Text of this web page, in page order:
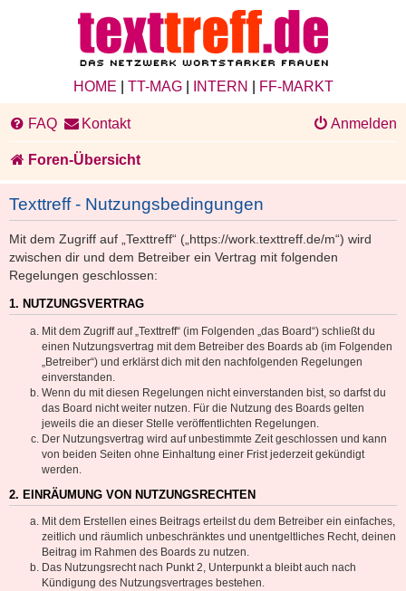
HOME TT-MAG| INTERN FF-MARKT
FAQ Kontakt Anmelden
Foren-Übersicht
Texttreff - Nutzungsbedingungen
Mit dem Zugriff auf „Texttreff“ („https://work.texttreff.de/m“) wird
zwischen dir und dem Betreiber ein Vertrag mit folgenden
Regelungen geschlossen:
1. NUTZUNGSVERTRAG
Mit dem Zugriff auf „Texttreff“ (im Folgenden „das Board“) schließt du
einen Nutzungsvertrag mit dem Betreiber des Boards ab (im Folgenden
„Betreiber“) und erklärst dich mit den nachfolgenden Regelungen
einverstanden.
Wenn du mit diesen Regelungen nicht einverstanden bist, so darfst du
das Board nicht weiter nutzen. Für die Nutzung des Boards gelten
jeweils die an dieser Stelle veröffentlichten Regelungen.
Der Nutzungsvertrag wird auf unbestimmte Zeit geschlossen und kann
von beiden Seiten ohne Einhaltung einer Frist jederzeit gekündigt
werden.
2. EINRÄUMUNG VON NUTZUNGSRECHTEN
Mit dem Erstellen eines Beitrags erteilst du dem Betreiber ein einfaches,
zeitlich und räumlich unbeschränktes und unentgeltliches Recht, deinen
Beitrag im Rahmen des Boards zu nutzen.
Das Nutzungsrecht nach Punkt 2, Unterpunkt a bleibt auch nach
Kündigung des Nutzungsvertrages bestehen.